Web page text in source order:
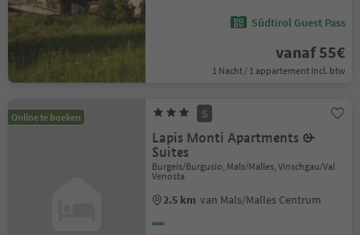
Südtirol Guest Pass
vanaf 55€
1 Nacht / 1 appartement Incl. btw
Online te boeken S
Lapis Monti Apartments &
Suites
Burgeis/Burgusio, Mals/Malles, Vinschgau/Val
Venosta
2.5 km van Mals/Malles Centrum